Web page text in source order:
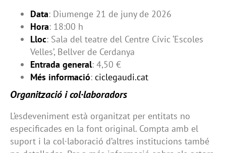
Data: Diumenge 21 de juny de 2026
Hora: 18:00 h
Lloc: Sala del teatre del Centre Cívic ‘Escoles
Velles’, Bellver de Cerdanya
Entrada general: 4,50 €
Més informació: ciclegaudi.cat
Organització i col·laboradors
L’esdeveniment està organitzat per entitats no
especificades en la font original. Compta amb el
suport i la col·laboració d’altres institucions també